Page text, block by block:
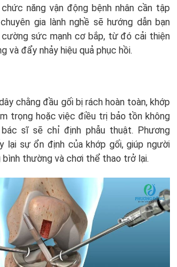
năng vận động bệnh nhân cần tập
gia lành nghề sẽ hướng dẫn bạn
sức mạnh cơ bắp, từ đó cải thiện
và đẩy nhảy hiệu quả phục hồi.
chằng đầu gối bị rách hoàn toàn, khớp
trọng hoặc việc điều trị bảo tồn không
bác sĩ sẽ chỉ định phẫu thuật. Phương
lại sự ổn định của khớp gối, giúp người
bình thường và chơi thể thao trở lại.
ĐĂNG KÝ